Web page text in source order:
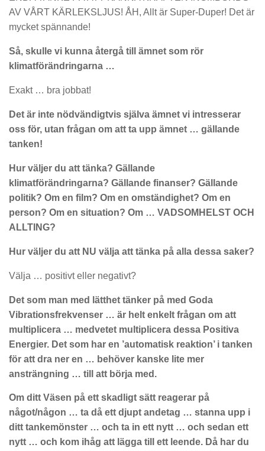
AV VÅRT KÄRLEKSLJUS! ÅH, Allt är Super-Duper! Det är
mycket spännande!
Så, skulle vi kunna återgå till ämnet som rör
klimatförändringarna …
Exakt … bra jobbat!
Det är inte nödvändigtvis själva ämnet vi intresserar
oss för, utan frågan om att ta upp ämnet … gällande
tanken!
Hur väljer du att tänka? Gällande
klimatförändringarna? Gällande finanser? Gällande
politik? Om en film? Om en omständighet? Om en
person? Om en situation? Om … VADSOMHELST OCH
ALLTING?
Hur väljer du att NU välja att tänka på alla dessa saker?
Välja … positivt eller negativt?
Det som man med lätthet tänker på med Goda
Vibrationsfrekvenser … är helt enkelt frågan om att
multiplicera … medvetet multiplicera dessa Positiva
Energier. Det som har en ’automatisk reaktion’ i tanken
för att dra ner en … behöver kanske lite mer
ansträngning … till att börja med.
Om ditt Väsen på ett skadligt sätt reagerar på
något/någon … ta då ett djupt andetag … stanna upp i
ditt tankemönster … och ta in ett nytt … och sedan ett
nytt … och kom ihåg att lägga till ett leende. Då har du